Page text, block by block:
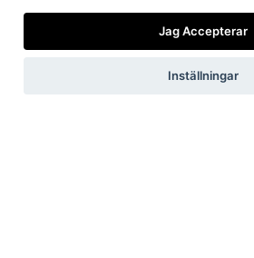
Jag Accepterar
Inställningar